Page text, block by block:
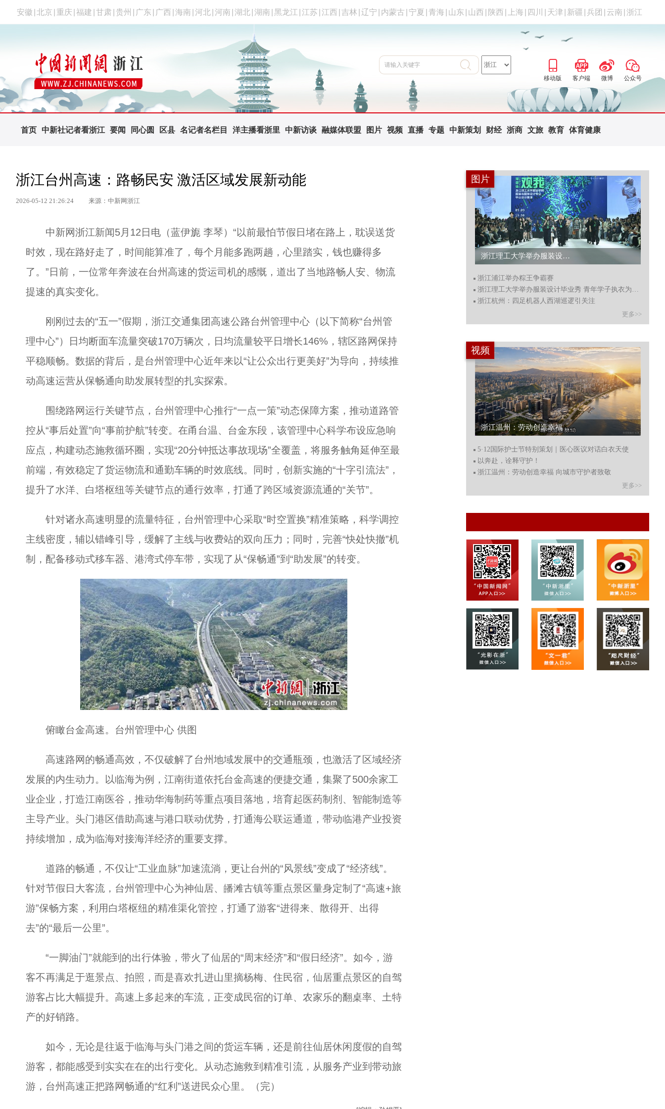
安徽 北京 重庆 福建 甘肃 贵州 广东 广西 海南 河北 河南 湖北 湖南 黑龙江 江苏 江西 吉林 辽宁 内蒙古 宁夏 青海 山东 山西 陕西 上海 四川 天津 新疆 兵团 云南 浙江
移动版 客户端 微博 公众号
首页 中新社记者看浙江 要闻 同心圆 区县 名记者名栏目 洋主播看浙里 中新访谈 融媒体联盟 图片 视频 直播 专题 中新策划 财经 浙商 文旅 教育 体育健康
浙江台州高速：路畅民安 激活区域发展新动能
2026-05-12 21:26:24 来源：中新网浙江
中新网浙江新闻5月12日电（蓝伊旎 李琴）“以前最怕节假日堵在路上，耽误送货
时效，现在路好走了，时间能算准了，每个月能多跑两趟，心里踏实，钱也赚得多
了。”日前，一位常年奔波在台州高速的货运司机的感慨，道出了当地路畅人安、物流
提速的真实变化。
刚刚过去的“五一”假期，浙江交通集团高速公路台州管理中心（以下简称“台州管
理中心”）日均断面车流量突破170万辆次，日均流量较平日增长146%，辖区路网保持
平稳顺畅。数据的背后，是台州管理中心近年来以“让公众出行更美好”为导向，持续推
动高速运营从保畅通向助发展转型的扎实探索。
围绕路网运行关键节点，台州管理中心推行“一点一策”动态保障方案，推动道路管
控从“事后处置”向“事前护航”转变。在甬台温、台金东段，该管理中心科学布设应急响
应点，构建动态施救循环圈，实现“20分钟抵达事故现场”全覆盖，将服务触角延伸至最
前端，有效稳定了货运物流和通勤车辆的时效底线。同时，创新实施的“十字引流法”，
提升了水洋、白塔枢纽等关键节点的通行效率，打通了跨区域资源流通的“关节”。
针对诸永高速明显的流量特征，台州管理中心采取“时空置换”精准策略，科学调控
主线密度，辅以错峰引导，缓解了主线与收费站的双向压力；同时，完善“快处快撤”机
制，配备移动式移车器、港湾式停车带，实现了从“保畅通”到“助发展”的转变。
俯瞰台金高速。台州管理中心 供图
高速路网的畅通高效，不仅破解了台州地域发展中的交通瓶颈，也激活了区域经济
发展的内生动力。以临海为例，江南街道依托台金高速的便捷交通，集聚了500余家工
业企业，打造江南医谷，推动华海制药等重点项目落地，培育起医药制剂、智能制造等
主导产业。头门港区借助高速与港口联动优势，打通海公联运通道，带动临港产业投资
持续增加，成为临海对接海洋经济的重要支撑。
道路的畅通，不仅让“工业血脉”加速流淌，更让台州的“风景线”变成了“经济线”。
针对节假日大客流，台州管理中心为神仙居、皤滩古镇等重点景区量身定制了“高速+旅
游”保畅方案，利用白塔枢纽的精准渠化管控，打通了游客“进得来、散得开、出得
去”的“最后一公里”。
“一脚油门”就能到的出行体验，带火了仙居的“周末经济”和“假日经济”。如今，游
客不再满足于逛景点、拍照，而是喜欢扎进山里摘杨梅、住民宿，仙居重点景区的自驾
游客占比大幅提升。高速上多起来的车流，正变成民宿的订单、农家乐的翻桌率、土特
产的好销路。
如今，无论是往返于临海与头门港之间的货运车辆，还是前往仙居休闲度假的自驾
游客，都能感受到实实在在的出行变化。从动态施救到精准引流，从服务产业到带动旅
游，台州高速正把路网畅通的“红利”送进民众心里。（完）
图片
浙江浦江举办粽王争霸赛... 浙江理工大学举办服装设计毕业秀 青年学子执衣为语秀创意...
浙江浦江举办粽王争霸赛
浙江理工大学举办服装设计毕业秀 青年学子执衣为语秀创意
浙江杭州：四足机器人西湖巡逻引关注
更多>>
视频
以奔赴，诠释守护！... 浙江温州：劳动创造幸福 向城市守护者致敬...
5·12国际护士节特别策划｜医心医议对话白衣天使
以奔赴，诠释守护！
浙江温州：劳动创造幸福 向城市守护者致敬
更多>>